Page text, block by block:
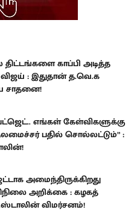
திட்டங்களை காப்பி அடித்த
: இதுதான் த.வெ.க
சாதனை!
எங்கள் கேள்விகளுக்கு
பதில் சொல்லட்டும்” :
அமைந்திருக்கிறது
அறிக்கை : கழகத்
விமர்சனம்!